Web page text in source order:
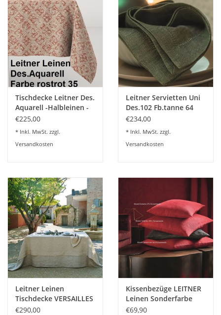
Tischdecke Leitner Des.
Aquarell -Halbleinen -
Ajoursaum
€225,00
* Inkl. MwSt. zzgl.
Versandkosten
Leitner Servietten Uni
Des.102 Fb.tanne 64
€234,00
* Inkl. MwSt. zzgl.
Versandkosten
Leitner Leinen
Tischdecke VERSAILLES
- Reinleinen mit
€290,00
Kissenbezüge LEITNER
Leinen Sonderfarbe
karmesin
€69,90